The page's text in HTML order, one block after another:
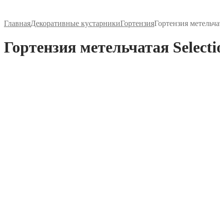
ГлавнаяДекоративные кустарникиГортензияГортензия
Гортензия метельчатая